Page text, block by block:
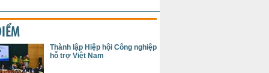
Thành lập Hiệp hội Công nghiệp
hỗ trợ Việt Nam